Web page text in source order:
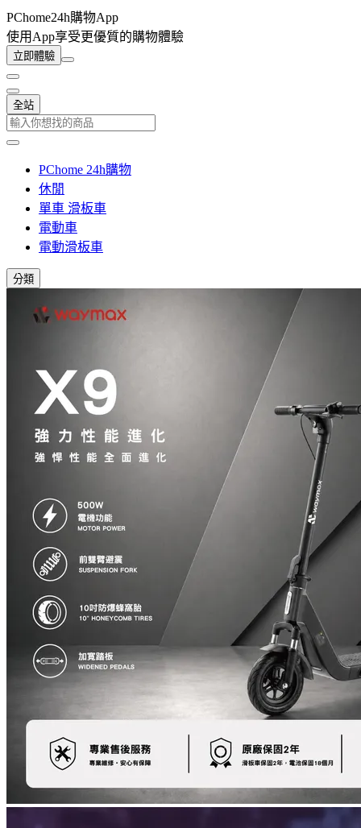
PChome24h購物App
使用App享受更優質的購物體驗
立即體驗
全站
PChome 24h購物
休閒
單車 滑板車
電動車
電動滑板車
分類